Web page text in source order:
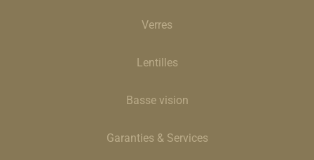
Verres
Lentilles
Basse vision
Garanties & Services